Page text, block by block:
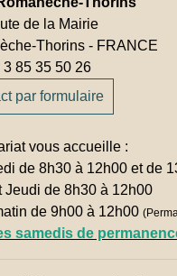
de la Mairie
Thorins - FRANCE
3 85 35 50 26
par formulaire
vous accueille :
de 8h30 à 12h00 et de
Jeudi de 8h30 à 12h00
de 9h00 à 12h00
samedis de